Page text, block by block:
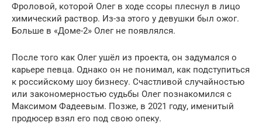
Фроловой, которой Олег в ходе ссоры плеснул в лицо
химический раствор. Из-за этого у девушки был ожог.
Больше в «Доме-2» Олег не появлялся.
После того как Олег ушёл из проекта, он задумался о
карьере певца. Однако он не понимал, как подступиться
к российскому шоу бизнесу. Счастливой случайностью
или закономерностью судьбы Олег познакомился с
Максимом Фадеевым. Позже, в 2021 году, именитый
продюсер взял его под свою опеку.